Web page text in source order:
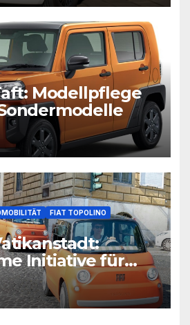
Modellpflege
FIAT TOPOLINO
Initiative für
Mikromobilität